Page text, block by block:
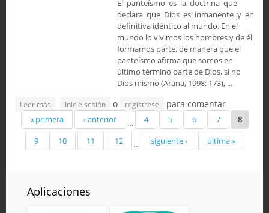
El panteísmo es la doctrina que
declara que Dios es inmanente y en
definitiva idéntico al mundo. En el
mundo lo vivimos los hombres y de él
formamos parte, de manera que el
panteísmo afirma que somos en
último término parte de Dios, si no
Dios mismo (Arana, 1998: 173), ...
Leer más sobre El poema "Mantiq Al Tayr" de Attar en Borges
Inicie sesión o regístrese para comentar
Páginas
« primera ‹ anterior … 4 5 6 7
8
9
10 11 12 … siguiente › última »
Aplicaciones